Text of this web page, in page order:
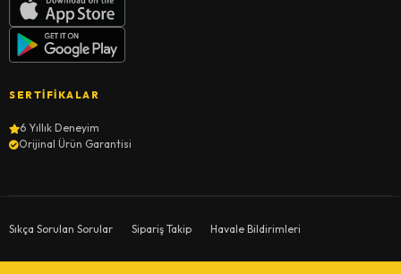
SERTIFIKALAR
6 Yıllık Deneyim
Orijinal Ürün Garantisi
Sıkça Sorulan Sorular Sipariş Takip Havale Bildirimleri